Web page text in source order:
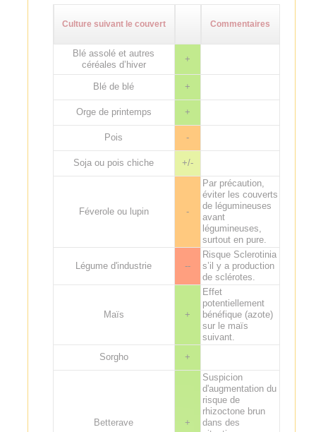
Culture suivant le couvert Commentaires
Blé assolé et autres
céréales d’hiver
+
Blé de blé +
Orge de printemps +
Pois -
Soja ou pois chiche +/-
Féverole ou lupin -
Par précaution,
éviter les couverts
de légumineuses
avant
légumineuses,
surtout en pure.
Légume d'industrie --
Risque Sclerotinia
s’il y a production
de sclérotes.
Maïs +
Effet
potentiellement
bénéfique (azote)
sur le maïs
suivant.
Sorgho
+
Betterave +
Suspicion
d'augmentation du
risque de
rhizoctone brun
dans des